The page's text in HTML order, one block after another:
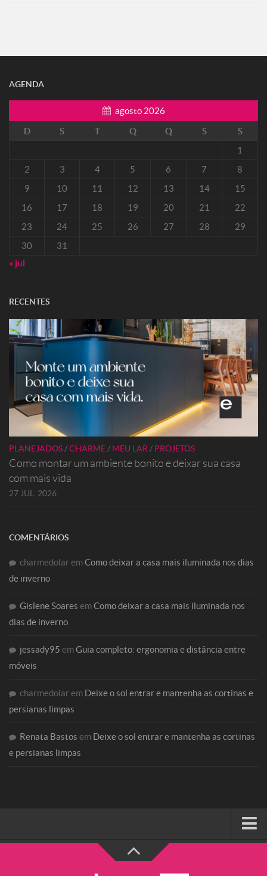
AGENDA
agosto 2026
D
S T Q Q S
S
1
2
3 4 5 6 7
8
9
10 11 12 13 14
15
16
17 18 19 20 21
22
23
24 25 26 27 28
29
30
31
« jul
RECENTES
PLANEJADOS/CHARME/ MEU LAR/ PROJETOS
Como montar um ambiente bonito e deixar sua casa
com mais vida
27 JUL, 2026
COMENTÁRIOS
charmedolaremComo deixar a casa mais iluminada nos dias
de inverno
Gislene Soares emComo deixar a casa mais iluminada nos
dias de inverno
jessady95 emGuia completo: ergonomia e distância entre
móveis
charmedolarem Deixe o sol entrar e mantenha as cortinas e
persianas limpas
Renata Bastos em Deixe o sol entrar e mantenha as cortinas
e persianas limpas